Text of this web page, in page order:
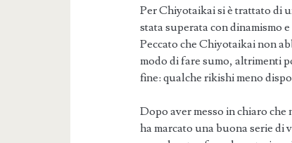
Per Chiyotaikai si è trattato di
stata superata con dinamismo
Peccato che Chiyotaikai non
modo di fare sumo, altrimenti
fine: qualche rikishi meno
Dopo aver messo in chiaro
ha marcato una buona serie di